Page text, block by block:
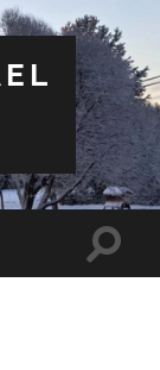
Slå